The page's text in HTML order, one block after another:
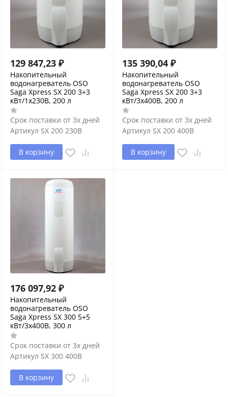
129 847,23 ₽
Накопительный
водонагреватель OSO
Saga Xpress SX 200 3+3
кВт/1x230В, 200 л
Срок поставки от 3х дней
Артикул SX 200 230В
В корзину
135 390,04 ₽
Накопительный
водонагреватель OSO
Saga Xpress SX 200 3+3
кВт/3x400В, 200 л
Срок поставки от 3х дней
Артикул SX 200 400В
В корзину
176 097,92 ₽
Накопительный
водонагреватель OSO
Saga Xpress SX 300 5+5
кВт/3x400В, 300 л
Срок поставки от 3х дней
Артикул SX 300 400В
В корзину